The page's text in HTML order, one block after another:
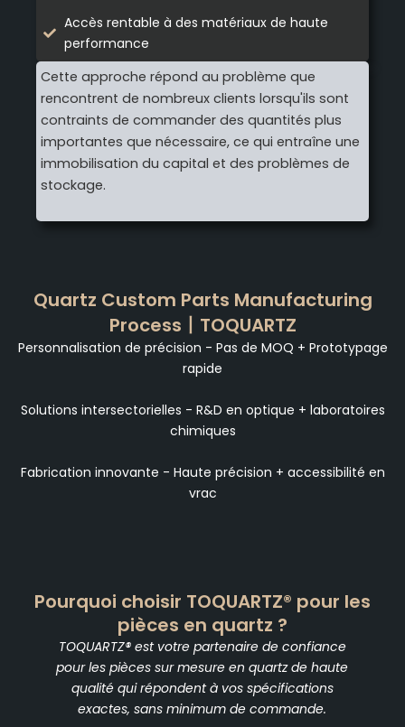
Accès rentable à des matériaux de haute
performance
Cette approche répond au problème que
rencontrent de nombreux clients lorsqu'ils sont
contraints de commander des quantités plus
importantes que nécessaire, ce qui entraîne une
immobilisation du capital et des problèmes de
stockage.
Quartz Custom Parts Manufacturing
Process丨TOQUARTZ
Personnalisation de précision - Pas de MOQ + Prototypage
rapide
Solutions intersectorielles - R&D en optique + laboratoires
chimiques
Fabrication innovante - Haute précision + accessibilité en
vrac
Pourquoi choisir TOQUARTZ® pour les
pièces en quartz ?
TOQUARTZ® est votre partenaire de confiance
pour les pièces sur mesure en quartz de haute
qualité qui répondent à vos spécifications
exactes, sans minimum de commande.